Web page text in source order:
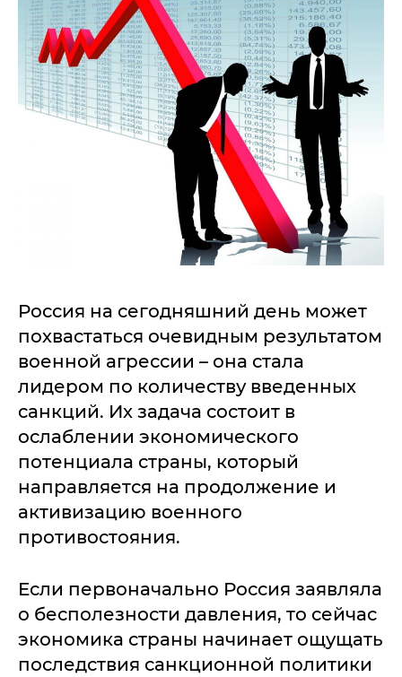
Россия на сегодняшний день может
похвастаться очевидным результатом
военной агрессии – она стала
лидером по количеству введенных
санкций. Их задача состоит в
ослаблении экономического
потенциала страны, который
направляется на продолжение и
активизацию военного
противостояния.
Если первоначально Россия заявляла
о бесполезности давления, то сейчас
экономика страны начинает ощущать
последствия санкционной политики